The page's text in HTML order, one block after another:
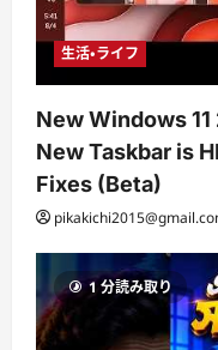
生活・ライフ
New Windows
New Taskbar is
Fixes (Beta)
1 分読み取り